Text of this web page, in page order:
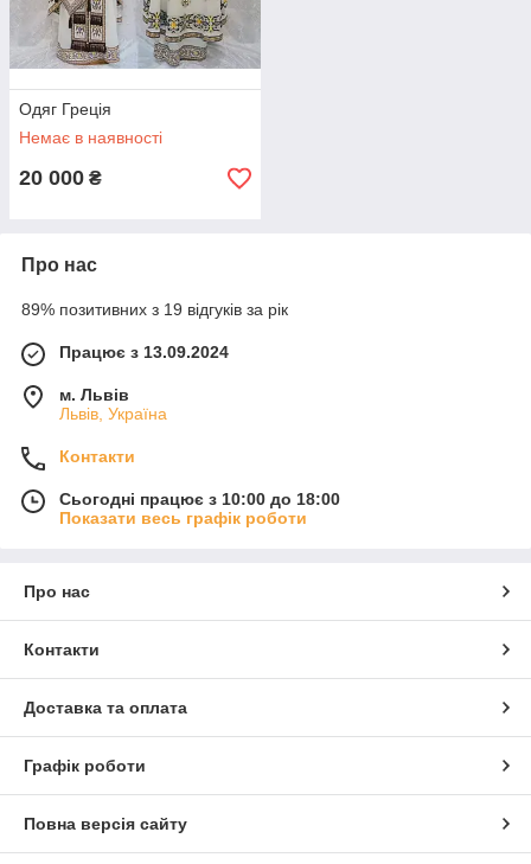
Одяг Греція
Немає в наявності
20 000 ₴
Про нас
89% позитивних з 19 відгуків за рік
Працює з 13.09.2024
м. Львів
Львів, Україна
Контакти
Сьогодні працює з 10:00 до 18:00
Показати весь графік роботи
Про нас
Контакти
Доставка та оплата
Графік роботи
Повна версія сайту